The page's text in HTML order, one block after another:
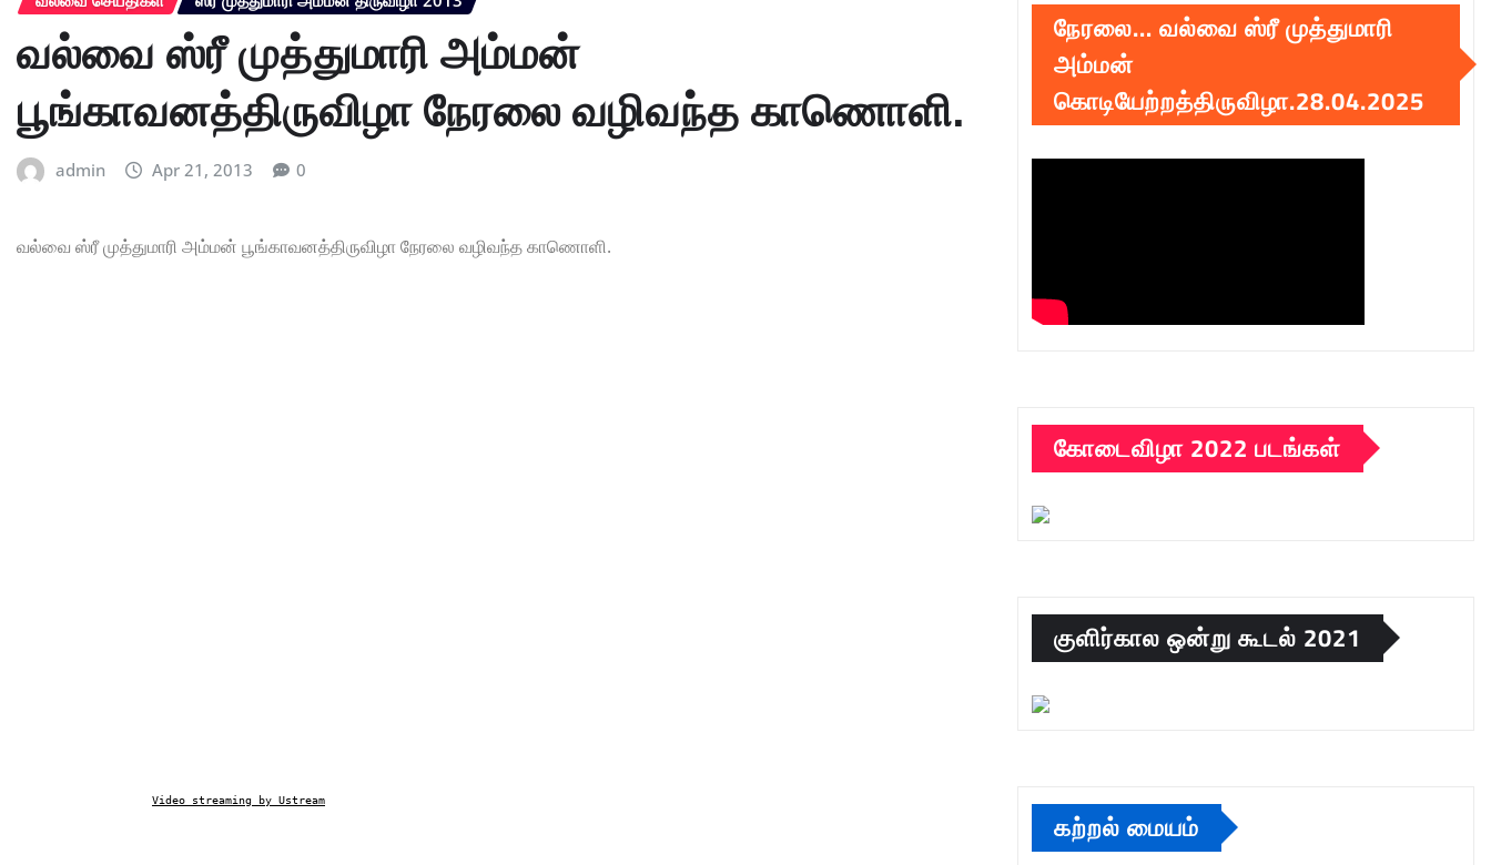
வல்வை ஸ்ரீ முத்துமாரி அம்மன்
பூங்காவனத்திருவிழா நேரலை வழிவந்த காணொளி.
admin Apr 21, 2013 0
வல்வை ஸ்ரீ முத்துமாரி அம்மன் பூங்காவனத்திருவிழா நேரலை வழிவந்த காணொளி.
Video streaming by Ustream
நேரலை… வல்வை ஸ்ரீ முத்துமாரி
அம்மன்
கொடியேற்றத்திருவிழா.28.04.2025
கோடைவிழா 2022 படங்கள்
குளிர்கால ஒன்று கூடல் 2021
கற்றல் மையம்